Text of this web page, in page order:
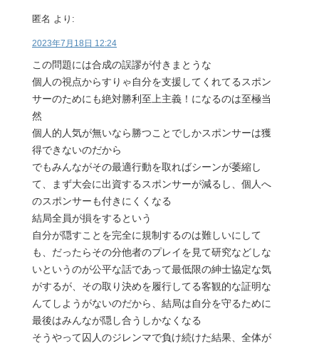
匿名 より:
2023年7月18日 12:24
この問題には合成の誤謬が付きまとうな
個人の視点からすりゃ自分を支援してくれてるスポン
サーのためにも絶対勝利至上主義！になるのは至極当
然
個人的人気が無いなら勝つことでしかスポンサーは獲
得できないのだから
でもみんながその最適行動を取ればシーンが萎縮し
て、まず大会に出資するスポンサーが減るし、個人へ
のスポンサーも付きにくくなる
結局全員が損をするという
自分が隠すことを完全に規制するのは難しいにして
も、だったらその分他者のプレイを見て研究などしな
いというのが公平な話であって最低限の紳士協定な気
がするが、その取り決めを履行してる客観的な証明な
んてしようがないのだから、結局は自分を守るために
最後はみんなが隠し合うしかなくなる
そうやって囚人のジレンマで負け続けた結果、全体が